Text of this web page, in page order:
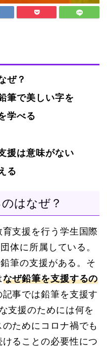
ぜ？
筆で美しい字を
学べる
援は意味がない
る
はなぜ？
支援を行う学生国際
体に所属している。
筆の支援がある。そ
なぜ鉛筆を支援するの
事では鉛筆を支援す
支援のためには何を
ためにコロナ禍でも
ることの必要性につ